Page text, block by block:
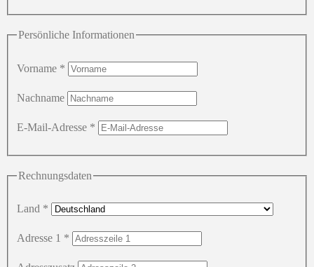
Persönliche Informationen
Vorname *
Nachname
E-Mail-Adresse *
Rechnungsdaten
Land *
Adresse 1 *